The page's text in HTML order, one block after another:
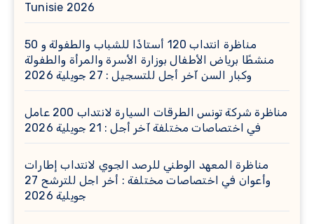
Tunisie 2026
مناظرة انتداب 120 أستاذًا للشباب والطفولة و 50
منشطًا برياض الأطفال بوزارة الأسرة والمرأة والطفولة
وكبار السن آخر أجل للتسجيل : 27 جويلية 2026
مناظرة شركة تونس الطرقات السيارة لانتداب 200 عامل
في اختصاصات مختلفة آخر أجل : 21 جويلية 2026
مناظرة المعهد الوطني للرصد الجوي لانتداب إطارات
وأعوان في اختصاصات مختلفة : أخر اجل للترشح 27
جويلية 2026